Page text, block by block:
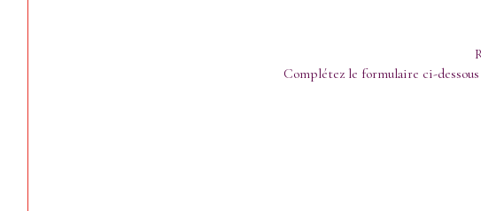
Complétez le formulaire ci-